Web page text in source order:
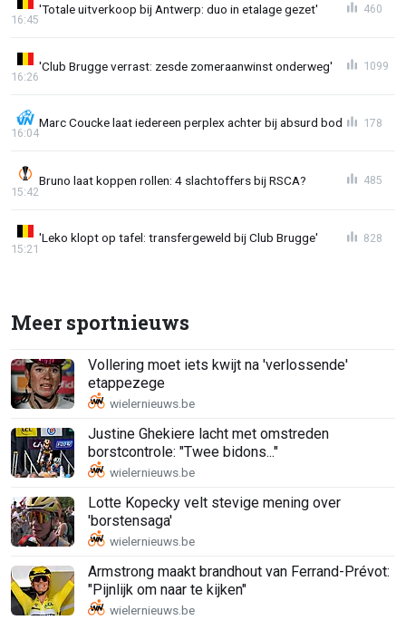
'Totale uitverkoop bij Antwerp: duo in etalage gezet'
16:45
460
'Club Brugge verrast: zesde zomeraanwinst onderweg'
16:26
1099
Marc Coucke laat iedereen perplex achter bij absurd bod
16:04
178
Bruno laat koppen rollen: 4 slachtoffers bij RSCA?
15:42
485
'Leko klopt op tafel: transfergeweld bij Club Brugge'
15:21
828
Meer sportnieuws
Vollering moet iets kwijt na 'verlossende'
etappezege
Justine Ghekiere lacht met omstreden
borstcontrole: "Twee bidons..."
Lotte Kopecky velt stevige mening over
'borstensaga'
Armstrong maakt brandhout van Ferrand-Prévot:
"Pijnlijk om naar te kijken"